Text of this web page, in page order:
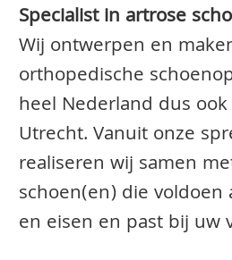
Specialist in artrose
Wij ontwerpen en
orthopedische
heel Nederland dus
Utrecht. Vanuit onze
realiseren wij samen
schoen(en) die voldoen
en eisen en past bij uw